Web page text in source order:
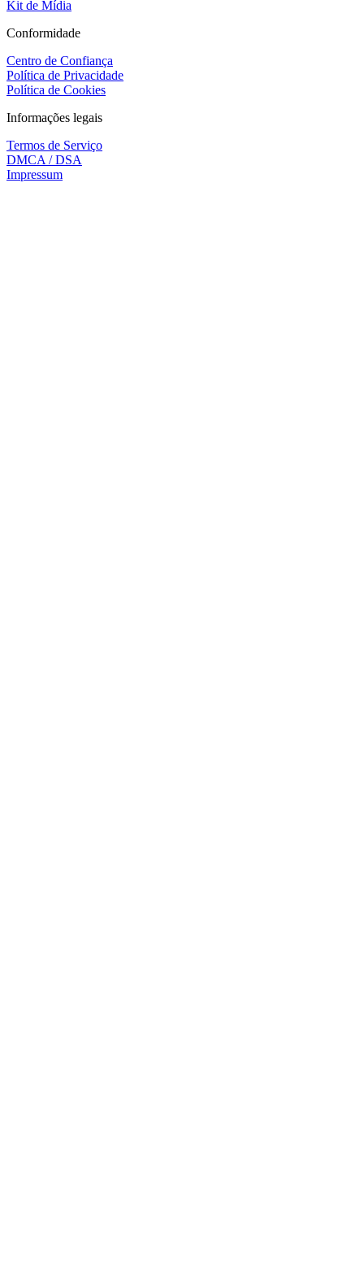
Kit de Mídia
Conformidade
Centro de Confiança
Política de Privacidade
Política de Cookies
Informações legais
Termos de Serviço
DMCA / DSA
Impressum